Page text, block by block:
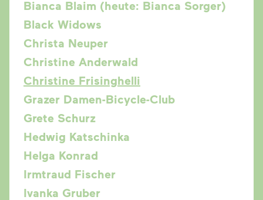
Bianca Blaim (heute: Bianca Sorger)
Black Widows
Christa Neuper
Christine Anderwald
Christine Frisinghelli
Grazer Damen-Bicycle-Club
Grete Schurz
Hedwig Katschinka
Helga Konrad
Irmtraud Fischer
Ivanka Gruber